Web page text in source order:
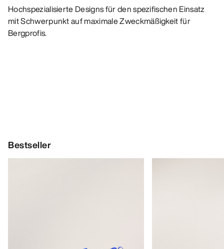
Hochspezialisierte Designs für den spezifischen Einsatz
mit Schwerpunkt auf maximale Zweckmäßigkeit für
Bergprofis.
Bestseller